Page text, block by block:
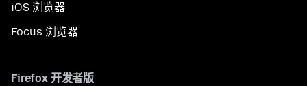
iOS 浏览器
Focus 浏览器
Firefox 开发者版